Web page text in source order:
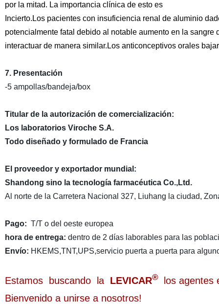
por la mitad. La importancia clínica de esto es
Incierto. Los pacientes con insuficiencia renal de aluminio
potencialmente fatal debido al notable aumento en la
interactuar de manera similar.Los anticonceptivos orales
7. Presentación
-5 ampollas/bandeja/box
Titular de la autorización de comercialización:
Los laboratorios Viroche S.A.
Todo diseñado y formulado de Francia
El proveedor y exportador mundial:
Shandong sino la tecnología farmacéutica Co.,Ltd.
Al norte de la Carretera Nacional 327, Liuhang la ciudad,
Pago: T/T o del oeste europea
hora de entrega: dentro de 2 días laborables para las
Envío: HKEMS,TNT,UPS,servicio puerta a puerta para
Estamos buscando la LEVICAR®
los agentes
Bienvenido a unirse a nosotros!